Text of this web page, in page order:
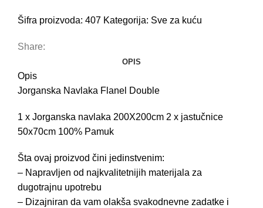
Šifra proizvoda: 407 Kategorija: Sve za kuću
Share:
OPIS
Opis
Jorganska Navlaka Flanel Double
1 x Jorganska navlaka 200X200cm 2 x jastučnice
50x70cm 100% Pamuk
Šta ovaj proizvod čini jedinstvenim:
– Napravljen od najkvalitetnijih materijala za
dugotrajnu upotrebu
– Dizajniran da vam olakša svakodnevne zadatke i